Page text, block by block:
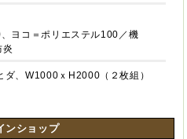
ヨコ＝ポリエステル100／機
炎
、W1000ｘH2000（２枚組）
ンショップ